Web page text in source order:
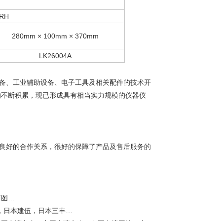
280mm × 100mm × 370mm
LK26004A
工业辅助设备、电子工具及相关配件的技术开
断积累，现已形成具有相当实力规模的仪器仪
的合作关系，很好的保障了产品及售后服务的
…
日本建伍，日本三丰…